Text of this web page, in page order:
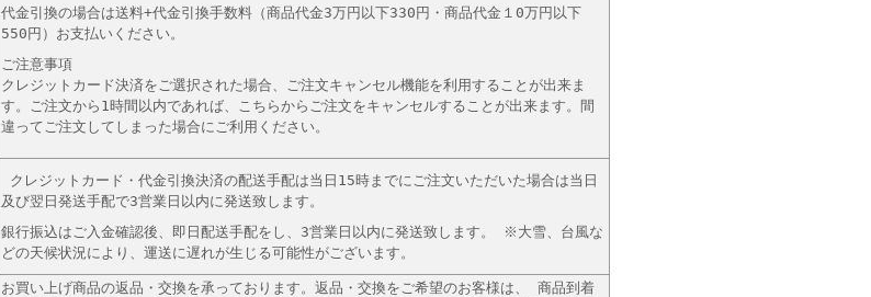
代金引換の場合は送料+代金引換手数料（商品代金3万円以下330円・商品代金１0万円以下
550円）お支払いください。
ご注意事項
クレジットカード決済をご選択された場合、ご注文キャンセル機能を利用することが出来ま
す。ご注文から1時間以内であれば、こちらからご注文をキャンセルすることが出来ます。間
違ってご注文してしまった場合にご利用ください。
クレジットカード・ 代金引換決済の配送手配は当日15時までにご注文いただいた場合は当日
及び翌日発送手配で3営業日以内に発送致します。
銀行振込はご入金確認後、即日配送手配をし、3営業日以内に発送致します。 ※大雪、台風な
どの天候状況により、運送に遅れが生じる可能性がございます。
お買い上げ商品の返品・交換を承っております。返品・交換をご希望のお客様は、 商品到着